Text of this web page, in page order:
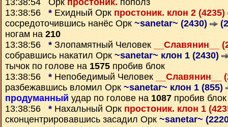
13:38:54 Орк простоник. пополз
13:38:56 * Ехидный Орк простоник. клон 2 (4235)
сосредоточившись нанёс Орк ~sanetar~ (2430)
ногам на 210
13:38:56 * Злопамятный Человек
__Славянин__
собравшись накатил Орк ~sanetar~ клон 1 (2430)
тычок по голове на 1575 пробив блок
13:38:56 * Непобедимый Человек
__Славянин__
разбежавшись вломил Орк ~sanetar~ клон 1 (855)
продуманный удар по голове на 1087 пробив блок
13:38:56 * Нахальный Орк простоник. клон 1
сконцентрировавшись засадил Орк ~sanetar~